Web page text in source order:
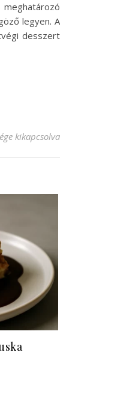
legyen. A
desszert
Az ízek tökéletes harmóniája!
kikapcsolva